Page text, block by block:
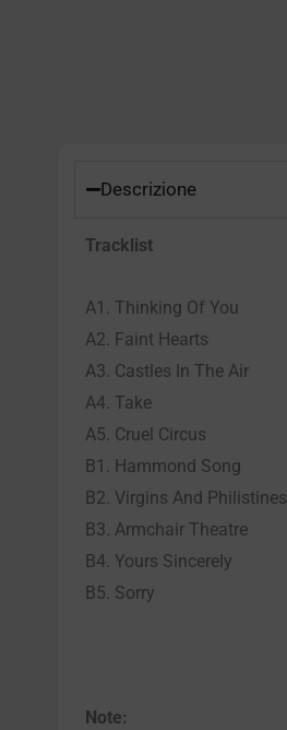
Descrizione
Tracklist
A1. Thinking Of You
A2. Faint Hearts
A3. Castles In The Air
A4. Take
A5. Cruel Circus
B1. Hammond Song
B2. Virgins And Philistines
B3. Armchair Theatre
B4. Yours Sincerely
B5. Sorry
Note: